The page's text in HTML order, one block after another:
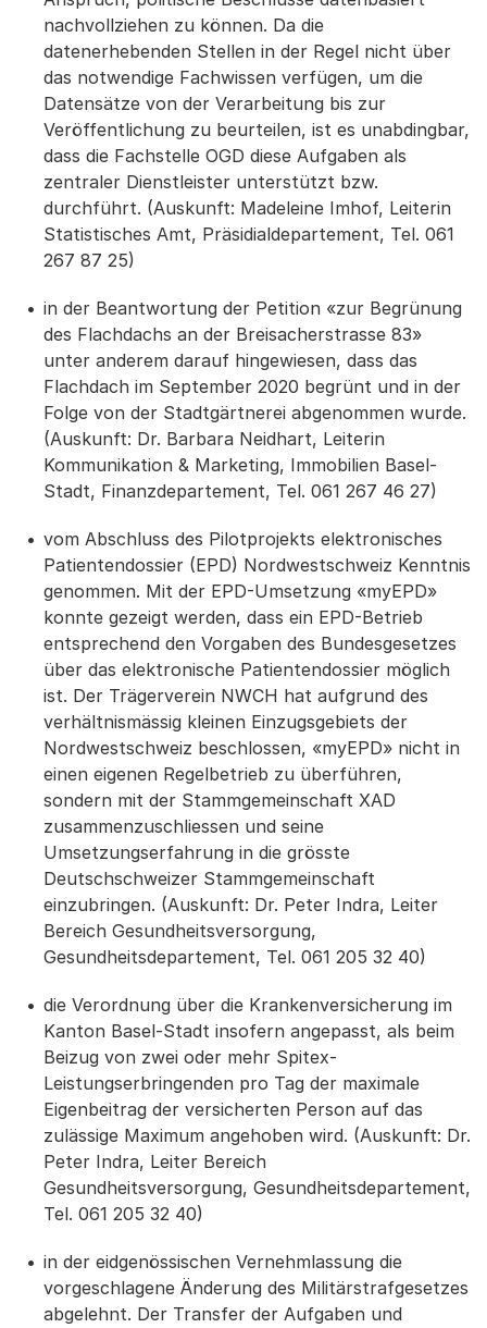
nachvollziehen zu können. Da die
datenerhebenden Stellen in der Regel nicht über
das notwendige Fachwissen verfügen, um die
Datensätze von der Verarbeitung bis zur
Veröffentlichung zu beurteilen, ist es unabdingbar,
dass die Fachstelle OGD diese Aufgaben als
zentraler Dienstleister unterstützt bzw.
durchführt. (Auskunft: Madeleine Imhof, Leiterin
Statistisches Amt, Präsidialdepartement, Tel. 061
267 87 25)
in der Beantwortung der Petition «zur Begrünung
des Flachdachs an der Breisacherstrasse 83»
unter anderem darauf hingewiesen, dass das
Flachdach im September 2020 begrünt und in der
Folge von der Stadtgärtnerei abgenommen wurde.
(Auskunft: Dr. Barbara Neidhart, Leiterin
Kommunikation & Marketing, Immobilien Basel-
Stadt, Finanzdepartement, Tel. 061 267 46 27)
vom Abschluss des Pilotprojekts elektronisches
Patientendossier (EPD) Nordwestschweiz Kenntnis
genommen. Mit der EPD-Umsetzung «myEPD»
konnte gezeigt werden, dass ein EPD-Betrieb
entsprechend den Vorgaben des Bundesgesetzes
über das elektronische Patientendossier möglich
ist. Der Trägerverein NWCH hat aufgrund des
verhältnismässig kleinen Einzugsgebiets der
Nordwestschweiz beschlossen, «myEPD» nicht in
einen eigenen Regelbetrieb zu überführen,
sondern mit der Stammgemeinschaft XAD
zusammenzuschliessen und seine
Umsetzungserfahrung in die grösste
Deutschschweizer Stammgemeinschaft
einzubringen. (Auskunft: Dr. Peter Indra, Leiter
Bereich Gesundheitsversorgung,
Gesundheitsdepartement, Tel. 061 205 32 40)
die Verordnung über die Krankenversicherung im
Kanton Basel-Stadt insofern angepasst, als beim
Beizug von zwei oder mehr Spitex-
Leistungserbringenden pro Tag der maximale
Eigenbeitrag der versicherten Person auf das
zulässige Maximum angehoben wird. (Auskunft: Dr.
Peter Indra, Leiter Bereich
Gesundheitsversorgung, Gesundheitsdepartement,
Tel. 061 205 32 40)
in der eidgenössischen Vernehmlassung die
vorgeschlagene Änderung des Militärstrafgesetzes
abgelehnt. Der Transfer der Aufgaben und